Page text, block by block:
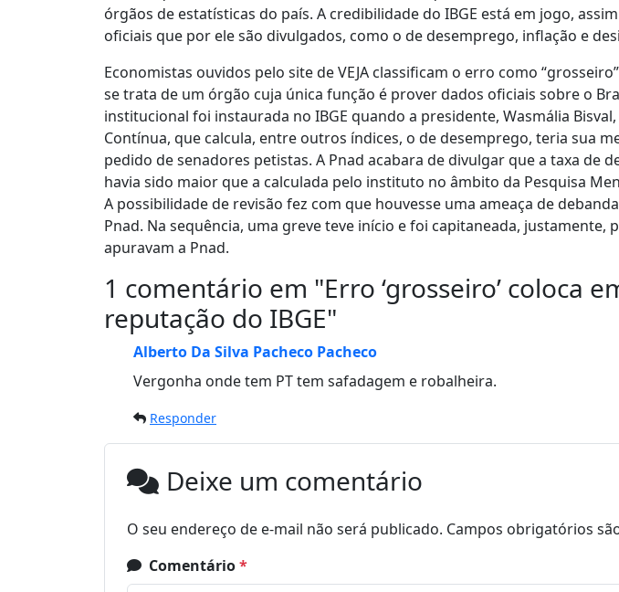
órgãos de estatísticas do país. A credibilidade do IBGE está em jogo,
oficiais que por ele são divulgados, como o de desemprego, inflação e
Economistas ouvidos pelo site de VEJA classificam o erro como
se trata de um órgão cuja única função é prover dados oficiais sobre o
institucional foi instaurada no IBGE quando a presidente, Wasmália
Contínua, que calcula, entre outros índices, o de desemprego, teria sua
pedido de senadores petistas. A Pnad acabara de divulgar que a taxa de
havia sido maior que a calculada pelo instituto no âmbito da Pesquisa
A possibilidade de revisão fez com que houvesse uma ameaça de
Pnad. Na sequência, uma greve teve início e foi capitaneada, justamente,
apuravam a Pnad.
1 comentário em "Erro ‘grosseiro’ coloca
reputação do IBGE"
Alberto Da Silva Pacheco Pacheco
Vergonha onde tem PT tem safadagem e robalheira.
Responder
Deixe um comentário
O seu endereço de e-mail não será publicado. Campos obrigatórios
Comentário*